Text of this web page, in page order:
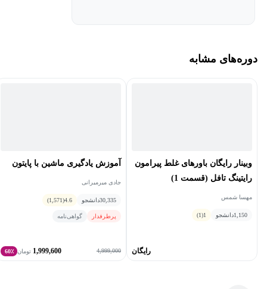
در پایان سعی کنید نمونه‌های مختلف رایتینگ تافل را با دقت مطالعه
کنید تا بتوانید با موضوعات مختلف آشنا شوید و کلمات تخصصی
موضوعات مختلف را تا جایی که می‌توانید یاد بگیرید. ‌
دوره‌های مشابه
وبینار رایگان باورهای غلط پیرامون
رایتینگ تافل (قسمت 1)
مهسا شمس
1,150دانشجو 1
(1)
رایگان
آموزش یادگیری ماشین با پایتون
جادی میرمیرانی
30,335دانشجو 4.6
(1,571)
پرطرفدار گواهی‌نامه
4,999,000
1,999,600 تومان 60٪